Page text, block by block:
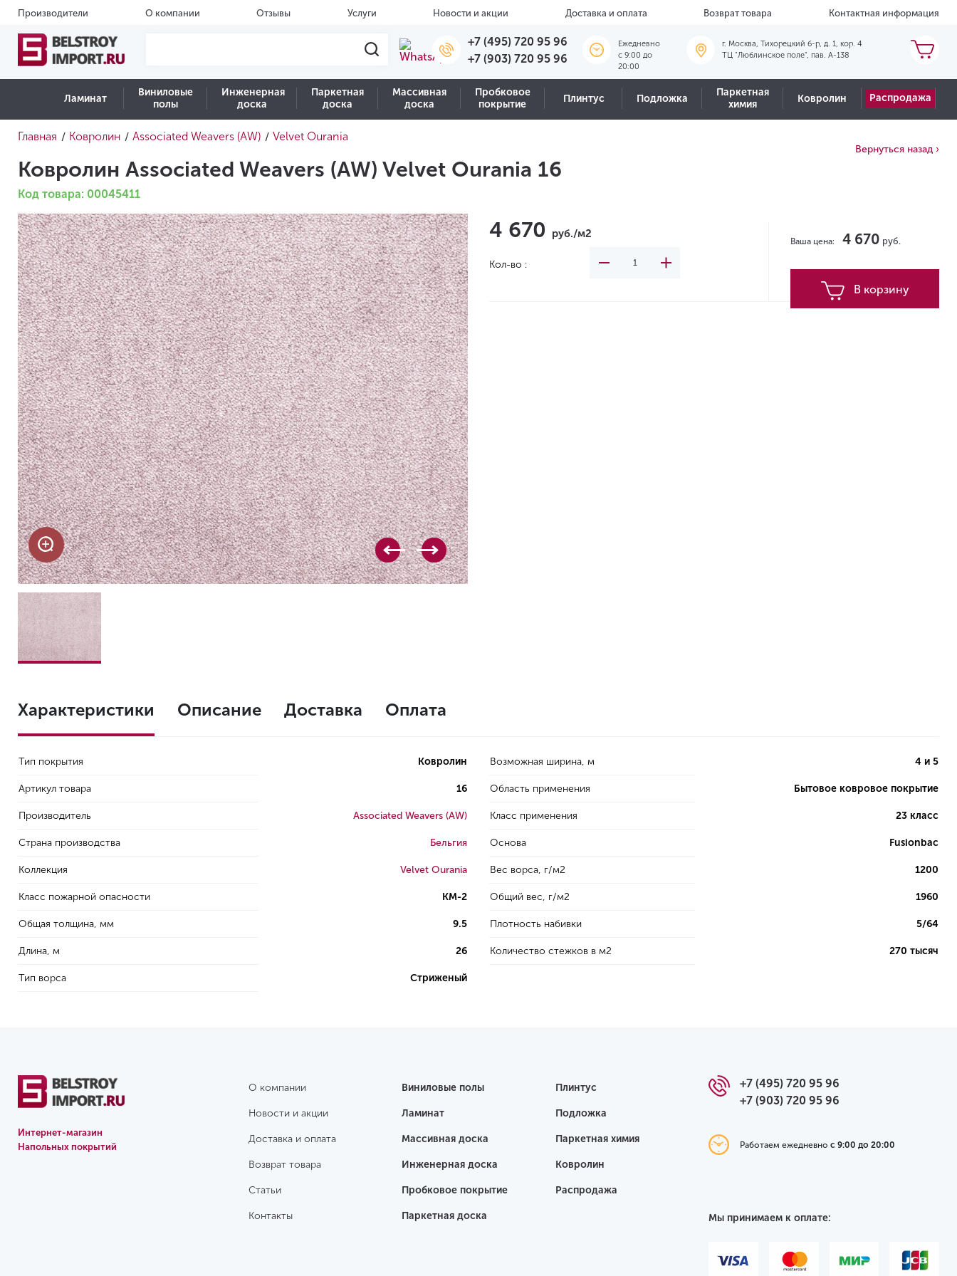
Производители О компании Отзывы Услуги Новости и акции Доставка и оплата Возврат товара Контактная информация
+7 (495) 720 95 96
+7 (903) 720 95 96
Ежедневно
c 9:00 до
20:00
г. Москва, Тихорецкий б-р, д. 1, кор. 4
ТЦ "Люблинское поле", пав. А-138
Ламинат
Виниловые
полы
Инженерная
доска
Паркетная
доска
Массивная
доска
Пробковое
покрытие
Плинтус Подложка
Паркетная
химия
Ковролин Распродажа
Главная / Ковролин / Associated Weavers (AW) / Velvet Ourania
Ковролин Associated Weavers (AW) Velvet Ourania 16
Код товара: 00045411
Вернуться назад ›
4 670 руб./м2
Кол-во :
Ваша цена: 4 670 руб.
В корзину
Характеристики Описание Доставка Оплата
Тип покрытия Ковролин
Артикул товара 16
Производитель Associated Weavers (AW)
Страна производства Бельгия
Коллекция Velvet Ourania
Класс пожарной опасности КМ-2
Общая толщина, мм 9.5
Длина, м 26
Тип ворса Стриженый
Возможная ширина, м 4 и 5
Область применения Бытовое ковровое покрытие
Класс применения 23 класс
Основа Fusionbac
Вес ворса, г/м2 1200
Общий вес, г/м2 1960
Плотность набивки 5/64
Количество стежков в м2 270 тысяч
Интернет-магазин
Напольных покрытий
О компании
Новости и акции
Доставка и оплата
Возврат товара
Статьи
Контакты
Виниловые полы
Ламинат
Массивная доска
Инженерная доска
Пробковое покрытие
Паркетная доска
Плинтус
Подложка
Паркетная химия
Ковролин
Распродажа
+7 (495) 720 95 96
+7 (903) 720 95 96
Работаем ежедневнос 9:00 до 20:00
Мы принимаем к оплате: